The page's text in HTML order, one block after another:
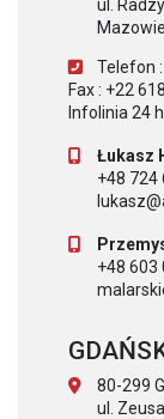
ul.
Telefon
Fax : +22
Infolinia 24
Łukasz
+48 724
+48 603
80-299
ul.